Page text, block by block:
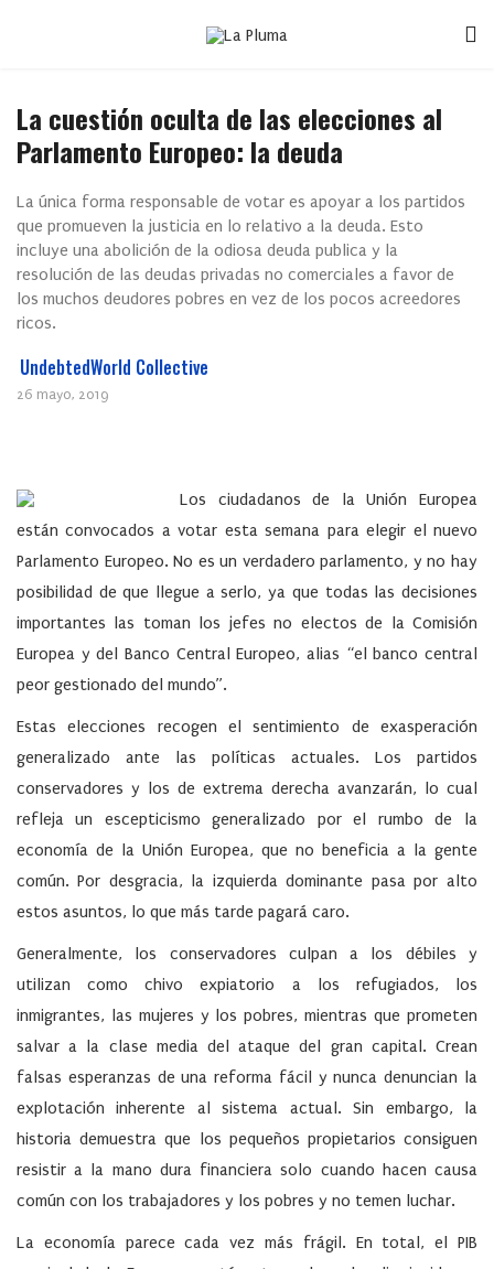
La cuestión oculta de las elecciones al
Parlamento Europeo: la deuda
La única forma responsable de votar es apoyar a los partidos
que promueven la justicia en lo relativo a la deuda. Esto
incluye una abolición de la odiosa deuda publica y la
resolución de las deudas privadas no comerciales a favor de
los muchos deudores pobres en vez de los pocos acreedores
ricos.
UndebtedWorld Collective
26 mayo, 2019
Los ciudadanos de la Unión Europea
están convocados a votar esta semana para elegir el nuevo
Parlamento Europeo. No es un verdadero parlamento, y no hay
posibilidad de que llegue a serlo, ya que todas las decisiones
importantes las toman los jefes no electos de la Comisión
Europea y del Banco Central Europeo, alias “el banco central
peor gestionado del mundo”.
Estas elecciones recogen el sentimiento de exasperación
generalizado ante las políticas actuales. Los partidos
conservadores y los de extrema derecha avanzarán, lo cual
refleja un escepticismo generalizado por el rumbo de la
economía de la Unión Europea, que no beneficia a la gente
común. Por desgracia, la izquierda dominante pasa por alto
estos asuntos, lo que más tarde pagará caro.
Generalmente, los conservadores culpan a los débiles y
utilizan como chivo expiatorio a los refugiados, los
inmigrantes, las mujeres y los pobres, mientras que prometen
salvar a la clase media del ataque del gran capital. Crean
falsas esperanzas de una reforma fácil y nunca denuncian la
explotación inherente al sistema actual. Sin embargo, la
historia demuestra que los pequeños propietarios consiguen
resistir a la mano dura financiera solo cuando hacen causa
común con los trabajadores y los pobres y no temen luchar.
La economía parece cada vez más frágil. En total, el PIB